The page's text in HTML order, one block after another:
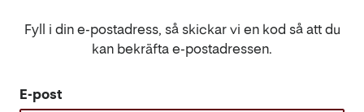
Fyll i din e-postadress, så skickar vi en kod så att du
kan bekräfta e-postadressen.
E-post